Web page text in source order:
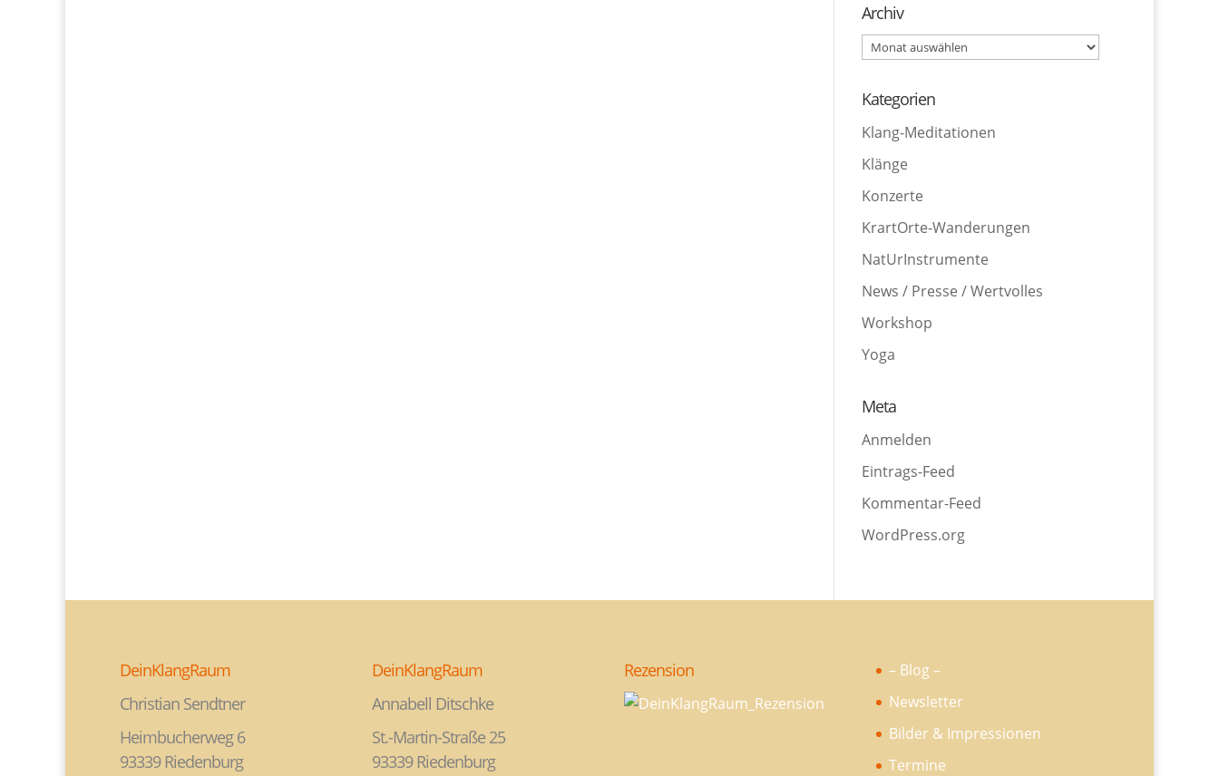
Archiv
Archiv
Kategorien
Klang-Meditationen
Klänge
Konzerte
KrartOrte-Wanderungen
NatUrInstrumente
News / Presse / Wertvolles
Workshop
Yoga
Meta
Anmelden
Eintrags-Feed
Kommentar-Feed
WordPress.org
DeinKlangRaum
Christian Sendtner
Heimbucherweg 6
93339 Riedenburg
DeinKlangRaum
Annabell Ditschke
St.-Martin-Straße 25
93339 Riedenburg
Rezension
– Blog –
Newsletter
Bilder & Impressionen
Termine